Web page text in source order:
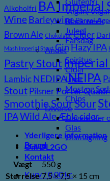
Vegan/
Black week
Juleøl
Farsdag
Andet
Spiritus
Cider
Likør
Most og
Chips
Diverse
Gaveæsker
Glas
Ølsmagning
Om ØL2GO
Kontakt
Kurv /0,00kr.
Alkoholfri BA Imperial
Wine BarleywineBarrel
Brown Ale Chokolade Cider
Mash Imperial Stout GinHazy IPA
Pastry Stout
Lambic NEDIPANEIPA
Stout Pilsner Porter
Smoothie SourSour
IPAWild AleÆble cider
Yderligere information
Brand
Vægt
550 g
Størrelse 7,5 × 7,5 × 15 cm